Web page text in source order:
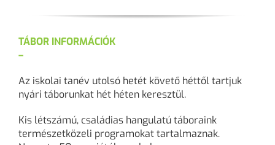
TÁBOR INFORMÁCIÓK
–
Az iskolai tanév utolsó hetét követő héttől tartjuk
nyári táborunkat hét héten keresztül.
Kis létszámú, családias hangulatú táboraink
természetközeli programokat tartalmaznak.